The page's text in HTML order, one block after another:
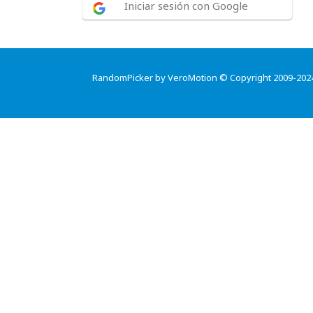
Iniciar sesión con Google
RandomPicker by VeroMotion © Copyright 2009-